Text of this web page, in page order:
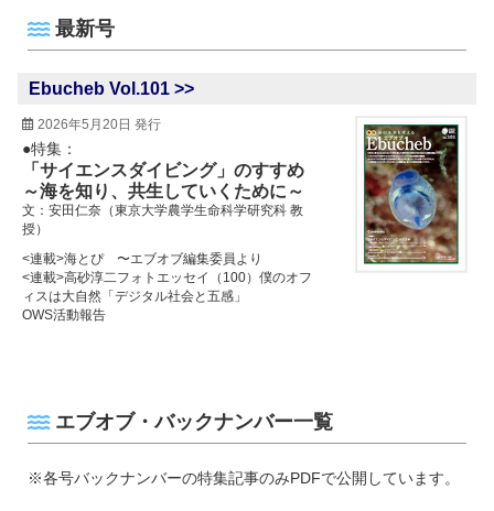
最新号
Ebucheb Vol.101 >>
2026年5月20日 発行
●特集：
「サイエンスダイビング」のすすめ
～海を知り、共生していくために～
文：安田仁奈（東京大学農学生命科学研究科 教
授）
<連載>海とぴ 〜エブオブ編集委員より
<連載>高砂淳二フォトエッセイ（100）僕のオフ
ィスは大自然「デジタル社会と五感」
OWS活動報告
エブオブ・バックナンバー一覧
※各号バックナンバーの特集記事のみPDFで公開しています。